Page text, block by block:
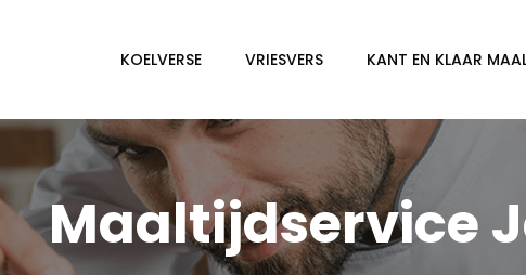
KOELVERSE VRIESVERS KANT EN KLAAR
Maaltijdservice